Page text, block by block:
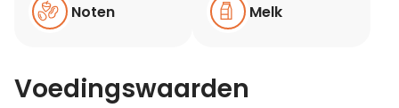
Noten Melk
Voedingswaarden